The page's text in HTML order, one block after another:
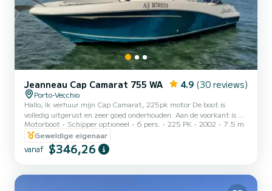
Jeanneau Cap Camarat 755 WA 4.9 (30 reviews)
Porto-Vecchio
Hallo; Ik verhuur mijn Cap Camarat, 225pk motor De boot is
volledig uitgerust en zeer goed onderhouden. Aan de voorkant is er
een groot zonnedek perfect om te ontspannen en te genieten van
het uitzicht en de vaartocht, achterin is er een verwijderbare tafel
om te lunchen, een audiosysteem voor muziek en een koelkast Er is
een hut aan de voorkant met twee slaapplaatsen, ideaal voor 2
Porto-Vecchio, van daaruit kunt u de prachtige...
Motorboot Schipper optioneel 6 pers. 225 PK 2002
7.5 m
Geweldige eigenaar
vanaf $346,26